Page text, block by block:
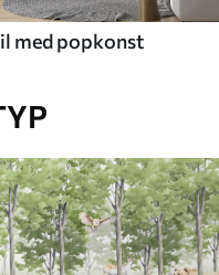
med popkonst